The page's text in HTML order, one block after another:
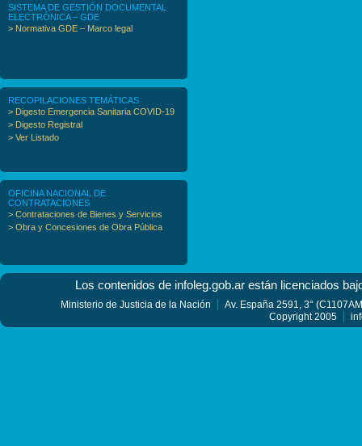
SISTEMA DE GESTIÓN DOCUMENTAL
ELECTRÓNICA – GDE
> Normativa GDE – Marco legal
RECOPILACIONES TEMÁTICAS
> Digesto Emergencia Sanitaria COVID-19
> Digesto Registral
> Ver Listado
OFICINA NACIONAL DE
CONTRATACIONES
> Contrataciones de Bienes y Servicios
> Obra y Concesiones de Obra Pública
Los contenidos de infoleg.gob.ar están licenciados
Ministerio de Justicia de la Nación
Av. España 2591, 3°
Copyright 2005